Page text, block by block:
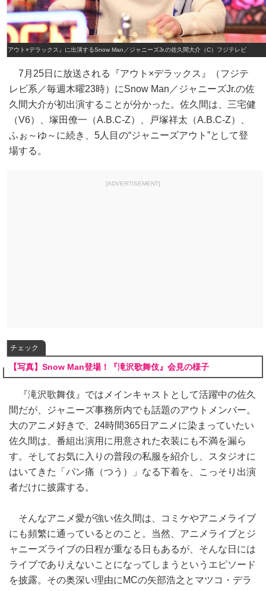
『アウト×デラックス』に出演するSnow Man／ジャニーズJr.の佐久間大介（C）フジテレビ
7月25日に放送される『アウト×デラックス』（フジテ
レビ系／毎週木曜23時）にSnow Man／ジャニーズJr.の佐
久間大介が初出演することが分かった。佐久間は、三宅健
（V6）、塚田僚一（A.B.C‐Z）、戸塚祥太（A.B.C‐Z）、
ふぉ～ゆ～に続き、5人目の“ジャニーズアウト”として登
場する。
[ADVERTISEMENT]
チェック
【写真】Snow Man登場！『滝沢歌舞伎』会見の様子
『滝沢歌舞伎』ではメインキャストとして活躍中の佐久
間だが、ジャニーズ事務所内でも話題のアウトメンバー。
大のアニメ好きで、24時間365日アニメに染まっていたい
佐久間は、番組出演用に用意された衣装にも不満を漏ら
す。そしてお気に入りの普段の私服を紹介し、スタジオに
はいてきた「パン痛（つう）」なる下着を、こっそり出演
者だけに披露する。
そんなアニメ愛が強い佐久間は、コミケやアニメライブ
にも頻繁に通っているとのこと。当然、アニメライブとジ
ャニーズライブの日程が重なる日もあるが、そんな日には
ライブでありえないことになってしまうというエピソード
を披露。その奥深い理由にMCの矢部浩之とマツコ・デラ